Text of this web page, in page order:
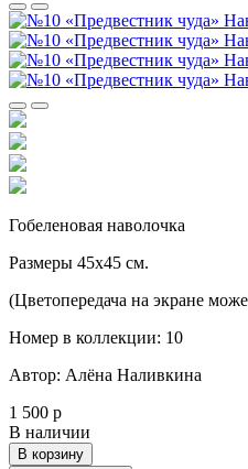
Гобеленовая наволочка
Размеры 45х45 см.
(Цветопередача на экране
Номер в коллекции: 10
Автор: Алёна Наливкина
1 500 р
В наличии
В корзину